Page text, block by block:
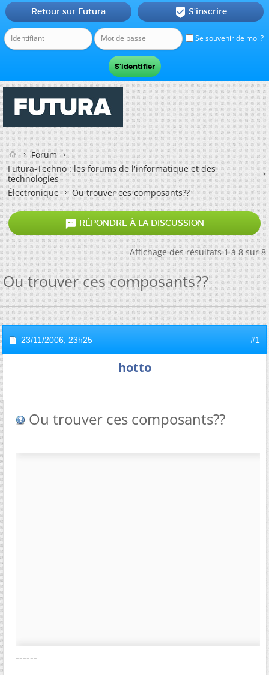
Se souvenir de moi ?
Retour sur Futura  S'inscrire
Forum
Futura-Techno : les forums de l'informatique et des
technologies
Électronique
Ou trouver ces composants??
 RÉPONDRE À LA DISCUSSION
Affichage des résultats 1 à 8 sur 8
Ou trouver ces composants??
23/11/2006, 23h25 #1
hotto
Ou trouver ces composants??
------